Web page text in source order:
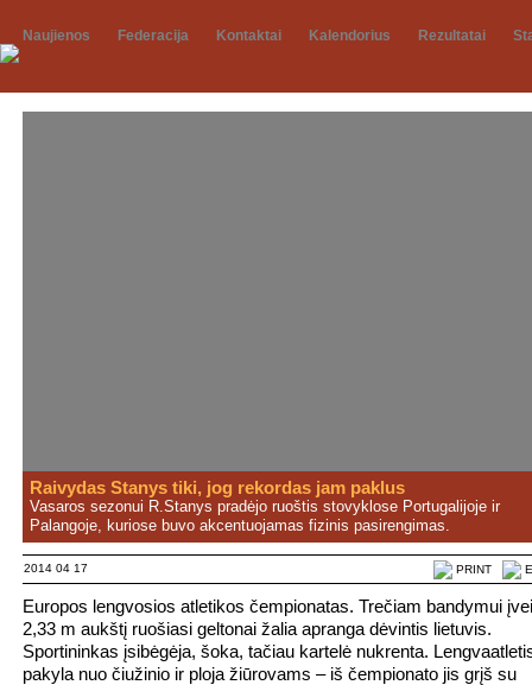
Naujienos Federacija Kontaktai Kalendorius Rezultatai
Raivydas Stanys tiki, jog rekordas jam paklus
Vasaros sezonui R.Stanys pradėjo ruoštis stovyklose Portugalijoje ir
Palangoje, kuriose buvo akcentuojamas fizinis pasirengimas.
2014 04 17 PRINT
Europos lengvosios atletikos čempionatas. Trečiam bandymui
2,33 m aukštį ruošiasi geltonai žalia apranga dėvintis lietuvis.
Sportininkas įsibėgėja, šoka, tačiau kartelė nukrenta.
pakyla nuo čiužinio ir ploja žiūrovams – iš čempionato jis grįš su